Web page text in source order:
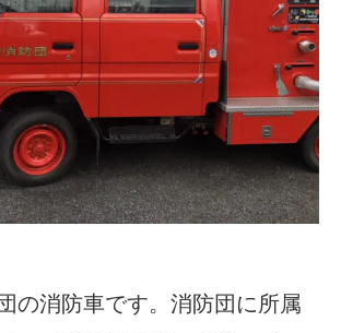
の消防車です。消防団に所属